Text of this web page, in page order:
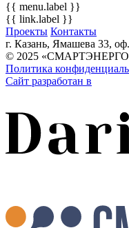
{{ menu.label }}
{{ link.label }}
Проекты Контакты
г. Казань, Ямашева 33,
© 2025
Политика
Сайт разработан в